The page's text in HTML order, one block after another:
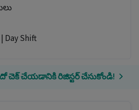
Day Shift
చెక్ చేయడానికి రిజిస్టర్ చేసుకోండి!